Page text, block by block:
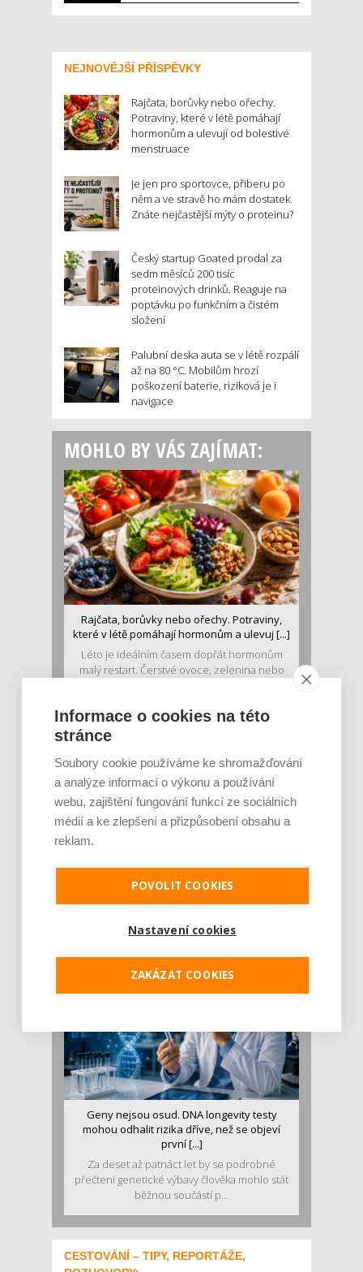
NEJNOVĚJŠÍ PŘÍSPĚVKY
Rajčata, borůvky nebo ořechy.
Potraviny, které v létě pomáhají
hormonům a ulevují od bolestivé
menstruace
Je jen pro sportovce, přiberu po
něm a ve stravě ho mám dostatek.
Znáte nejčastější mýty o proteinu?
Český startup Goated prodal za
sedm měsíců 200 tisíc
proteinových drinků. Reaguje na
poptávku po funkčním a čistém
složení
Palubní deska auta se v létě rozpálí
až na 80 °C. Mobilům hrozí
poškození baterie, riziková je i
navigace
MOHLO BY VÁS ZAJÍMAT:
Rajčata, borůvky nebo ořechy. Potraviny,
které v létě pomáhají hormonům a ulevuj [...]
Léto je ideálním časem dopřát hormonům
malý restart. Čerstvé ovoce, zelenina nebo
Je jen pro sportovce, přiberu po něm a ve
stravě ho mám dostatek. Znáte nejčastějš [...]
Pojem protein již nějakou dobu rezonuje
se o ně...
Geny nejsou osud. DNA longevity testy
mohou odhalit rizika dříve, než se objeví
první [...]
Za deset až patnáct let by se podrobné
přečtení genetické výbavy člověka mohlo stát
běžnou součástí p...
CESTOVÁNÍ – TIPY, REPORTÁŽE,
Informace o cookies na této
stránce
Soubory cookie používáme ke shromažďování
a analýze informací o výkonu a používání
webu, zajištění fungování funkcí ze sociálních
médií a ke zlepšení a přizpůsobení obsahu a
reklam.
POVOLIT COOKIES
Nastavení cookies
ZAKÁZAT COOKIES